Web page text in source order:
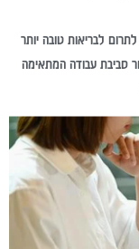
לבריאות טובה יותר
סביבת עבודה המתאימה